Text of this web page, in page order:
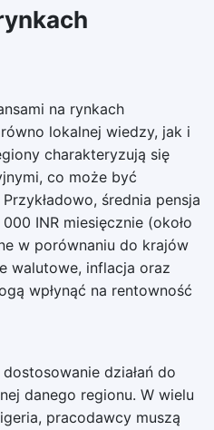
na rynkach
lokalnej wiedzy, jak i
charakteryzują się
co może być
średnia pensja
INR miesięcznie (około
w porównaniu do krajów
walutowe, inflacja oraz
wpłynąć na rentowność
działań do
danego regionu. W wielu
pracodawcy muszą